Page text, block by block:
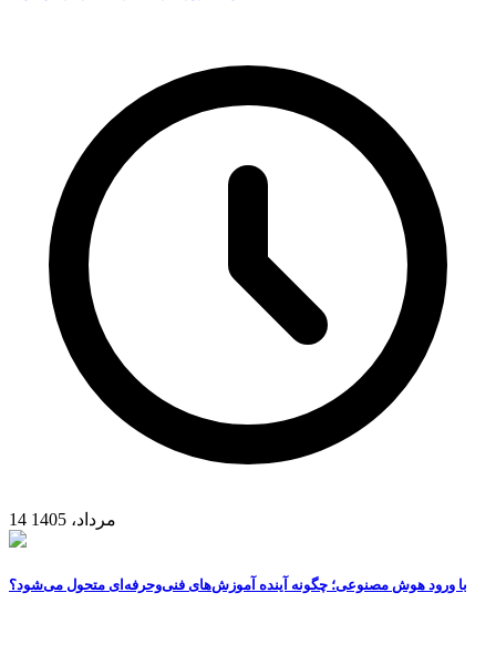
14 مرداد، 1405
با ورود هوش مصنوعی؛ چگونه آینده آموزش‌های فنی‌وحرفه‌ای متحول می‌شود؟